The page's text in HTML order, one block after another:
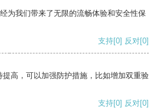
为我们带来了无限的流畅体验和安全性保
支持[0] 反对[0]
高，可以加强防护措施，比如增加双重验
支持[0] 反对[0]